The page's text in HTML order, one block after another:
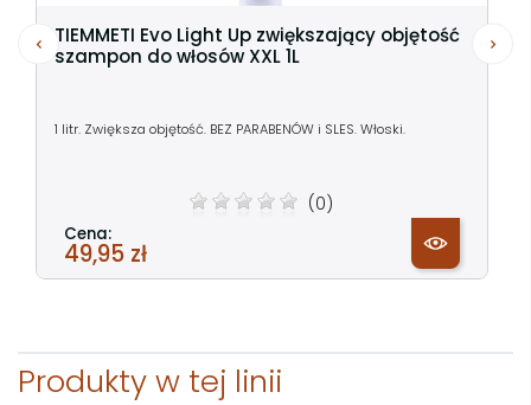
TIEMMETI Evo Light Up zwiększający objętość
szampon do włosów XXL 1L
1 litr. Zwiększa objętość. BEZ PARABENÓW i SLES. Włoski.
(0)
Cena:
49,95 zł
Produkty w tej linii